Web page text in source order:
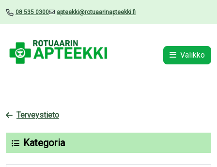
08 535 0300 apteekki@rotuaarinapteekki.fi
Valikko
Terveystieto
Kategoria